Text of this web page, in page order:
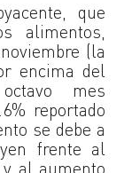
que
alimentos,
(la
encima del
mes
reportado
se debe a
frente al
al aumento